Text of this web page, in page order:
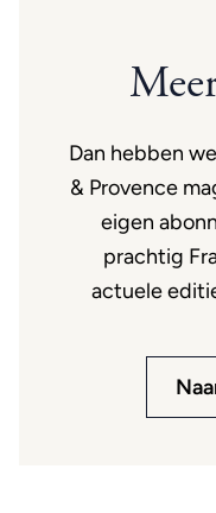
Dan hebben
& Provence
eigen
prachtig
actuele